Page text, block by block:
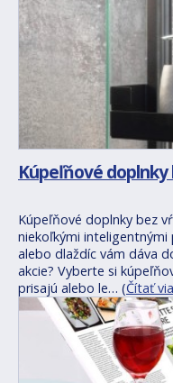
Kúpeľňové
Kúpeľňové doplnky bez
niekoľkými
alebo dlaždíc vám dáva
akcie? Vyberte si
prisajú alebo le… (Čítať